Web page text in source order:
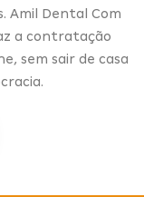
Amil Dental Com
a contratação
sem sair de casa